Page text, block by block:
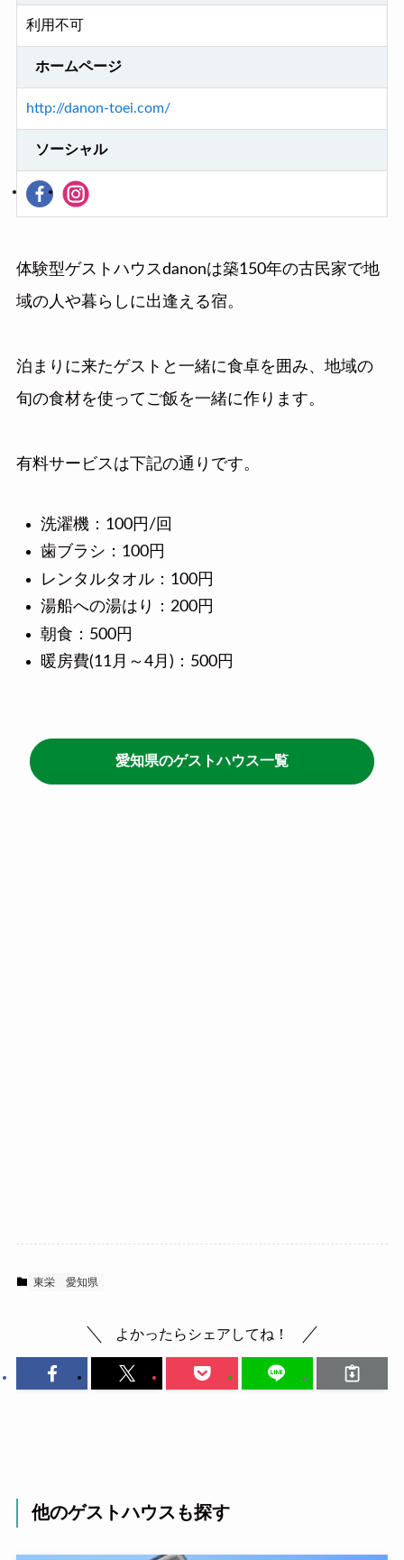
利用不可
ホームページ
http://danon-toei.com/
ソーシャル
体験型ゲストハウスdanonは築150年の古民家で地
域の人や暮らしに出逢える宿。
泊まりに来たゲストと一緒に食卓を囲み、地域の
旬の食材を使ってご飯を一緒に作ります。
有料サービスは下記の通りです。
洗濯機：100円/回
歯ブラシ：100円
レンタルタオル：100円
湯船への湯はり：200円
朝食：500円
暖房費(11月～4月)：500円
愛知県のゲストハウス一覧
東栄 愛知県
よかったらシェアしてね！
他のゲストハウスも探す